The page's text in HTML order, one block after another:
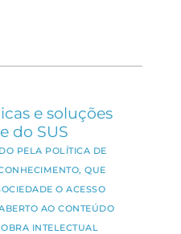
e soluções
do SUS
PELA POLÍTICA DE
QUE
O ACESSO
AO CONTEÚDO
INTELECTUAL